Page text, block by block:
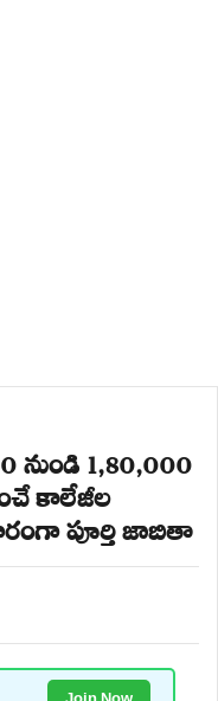
నుండి 1,80,000
కాలేజీల
పూర్తి జాబితా